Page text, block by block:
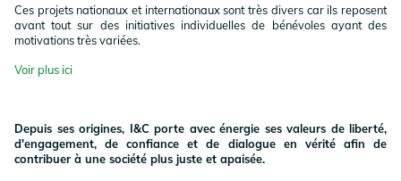
Ces projets nationaux et internationaux sont très divers car ils reposent
avant tout sur des initiatives individuelles de bénévoles ayant des
motivations très variées.
Voir plus ici
Depuis ses origines, I&C porte avec énergie ses valeurs de liberté,
d'engagement, de confiance et de dialogue en vérité afin de
contribuer à une société plus juste et apaisée.